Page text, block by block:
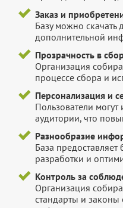
Заказ и
Базу можно скачать
дополнительной
Прозрачность в
Организация
процессе сбора и
Персонализация и
Пользователи
аудитории, что
Разнообразие
База
разработки и
Контроль за
Организация
стандарты и законы